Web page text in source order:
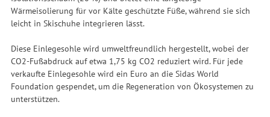
Wärmeisolierung für vor Kälte geschützte Füße, während sie sich
leicht in Skischuhe integrieren lässt.
Diese Einlegesohle wird umweltfreundlich hergestellt, wobei der
CO2-Fußabdruck auf etwa 1,75 kg CO2 reduziert wird. Für jede
verkaufte Einlegesohle wird ein Euro an die Sidas World
Foundation gespendet, um die Regeneration von Ökosystemen zu
unterstützen.